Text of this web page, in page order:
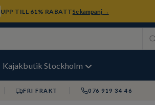
UPP TILL 61% RABATTSe kampanj →
Kajakbutik Stockholm
FRI FRAKT 076 919 34 46